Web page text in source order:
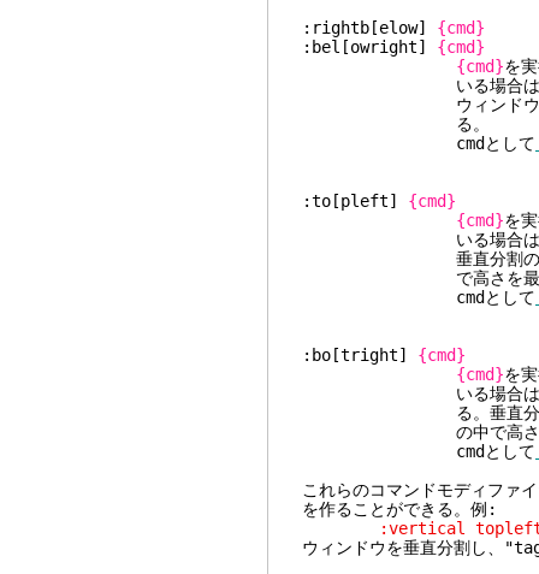
:rightb[elow] {cmd}
:bel[owright] {cmd}
{cmd}を
いる場合は、垂直分割
ウィンドウを出
る。
cmdとして
:to[pleft] {cmd}
{cmd}を
いる場合は、最上段に
垂直分割のときはウィ
で高さを最大に
cmdとして
:bo[tright] {cmd}
{cmd}を
いる場合は、最下段に
る。垂直分割のときは
の中で高さを最
cmdとして
これらのコマンドモディファ
を作ることができる。例:
:vertical topleft
ウィンドウを垂直分割し、